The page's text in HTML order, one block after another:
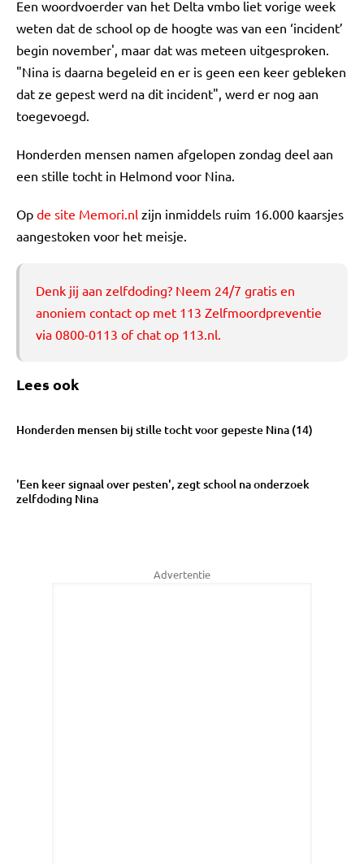
Een woordvoerder van het Delta vmbo liet vorige week
weten dat de school op de hoogte was van een ‘incident’
begin november', maar dat was meteen uitgesproken.
"Nina is daarna begeleid en er is geen een keer gebleken
dat ze gepest werd na dit incident", werd er nog aan
toegevoegd.
Honderden mensen namen afgelopen zondag deel aan
een stille tocht in Helmond voor Nina.
Op de site Memori.nl zijn inmiddels ruim 16.000 kaarsjes
aangestoken voor het meisje.
Denk jij aan zelfdoding? Neem 24/7 gratis en
anoniem contact op met 113 Zelfmoordpreventie
via 0800-0113 of chat op 113.nl.
Lees ook
Honderden mensen bij stille tocht voor gepeste Nina (14)
'Een keer signaal over pesten', zegt school na onderzoek
zelfdoding Nina
Advertentie